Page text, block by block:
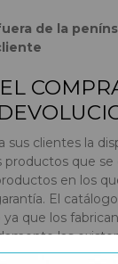
de la
sus clientes la
que
en los
El
que los
las
impide a